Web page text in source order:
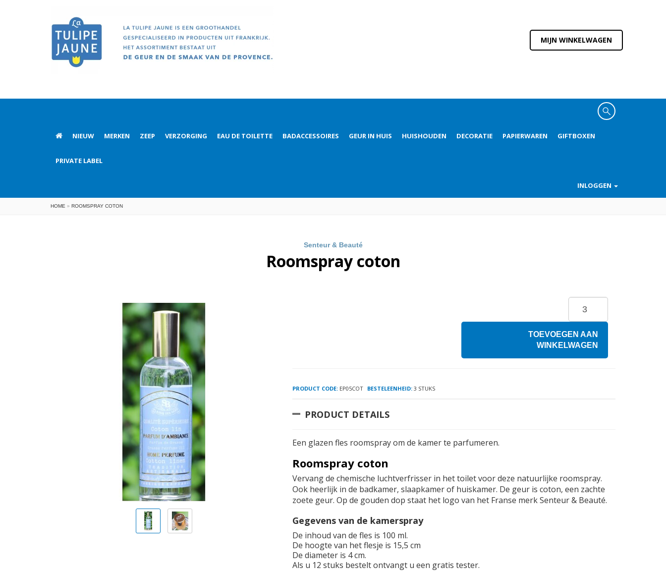
MIJN WINKELWAGEN
NIEUW MERKEN ZEEP VERZORGING EAU DE TOILETTE BADACCESSOIRES GEUR IN HUIS HUISHOUDEN DECORATIE PAPIERWAREN GIFTBOXEN
PRIVATE LABEL
INLOGGEN
HOME » ROOMSPRAY COTON
Senteur & Beauté
Roomspray coton
TOEVOEGEN AAN
WINKELWAGEN
PRODUCT CODE:EP05COT BESTELEENHEID:3 STUKS
PRODUCT DETAILS
Een glazen fles roomspray om de kamer te parfumeren.
Roomspray coton
Vervang de chemische luchtverfrisser in het toilet voor deze natuurlijke roomspray.
Ook heerlijk in de badkamer, slaapkamer of huiskamer. De geur is coton, een zachte
zoete geur. Op de gouden dop staat het logo van het Franse merk Senteur & Beauté.
Gegevens van de kamerspray
De inhoud van de fles is 100 ml.
De hoogte van het flesje is 15,5 cm
De diameter is 4 cm.
Als u 12 stuks bestelt ontvangt u een gratis tester.